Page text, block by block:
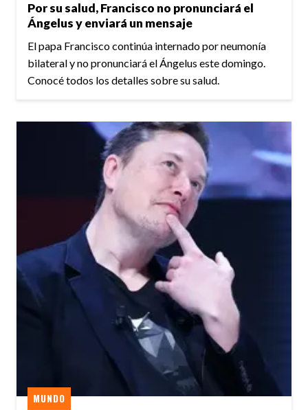
Por su salud, Francisco no pronunciará el
Ángelus y enviará un mensaje
El papa Francisco continúa internado por neumonía
bilateral y no pronunciará el Ángelus este domingo.
Conocé todos los detalles sobre su salud.
MUNDO